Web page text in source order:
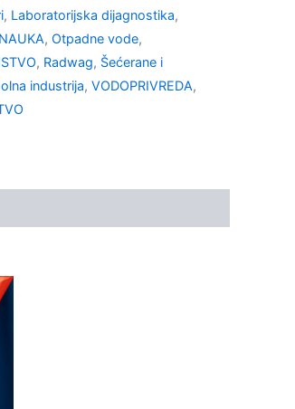
, Laboratorijska dijagnostika,
, Otpadne vode,
, Radwag, Šećerane i
industrija, VODOPRIVREDA,